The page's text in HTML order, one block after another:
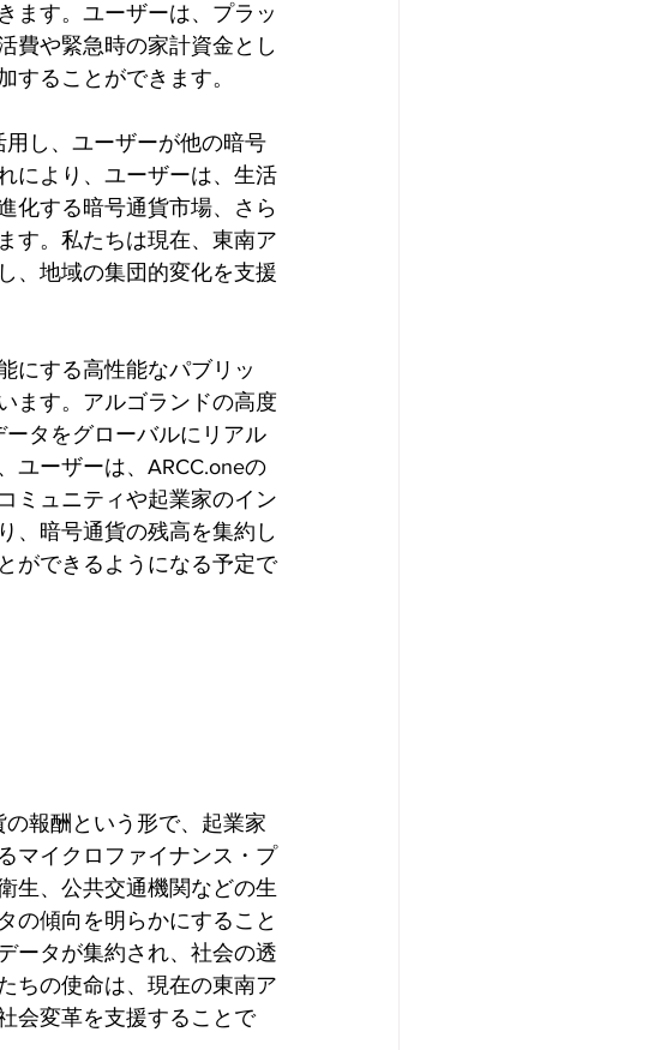
ます。ユーザーは、プラッ
費や緊急時の家計資金とし
することができます。
用し、ユーザーが他の暗号
により、ユーザーは、生活
化する暗号通貨市場、さら
す。私たちは現在、東南ア
、地域の集団的変化を支援
にする高性能なパブリッ
ます。アルゴランドの高度
タをグローバルにリアル
ユーザーは、ARCC.oneの
ミュニティや起業家のイン
、暗号通貨の残高を集約し
ができるようになる予定で
報酬という形で、起業家
マイクロファイナンス・プ
生、公共交通機関などの生
の傾向を明らかにすること
ータが集約され、社会の透
ちの使命は、現在の東南ア
会変革を支援することで